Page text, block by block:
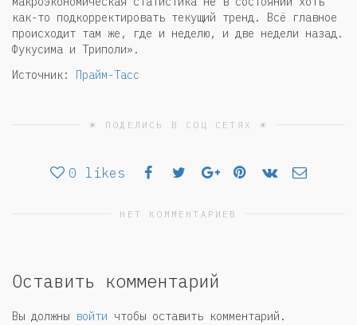
как-то подкорректировать текущий тренд. Всё главное
происходит там же, где и неделю, и две недели назад.
Фукусима и Триполи».
Источник:
Прайм-Тасс
☀ ПОДЕЛИСЬ В СОЦ СЕТЯХ ☀
0 likes
НЕТ КОММЕНТАРИЕВ
Оставить комментарий
Вы должны войти чтобы оставить комментарий.